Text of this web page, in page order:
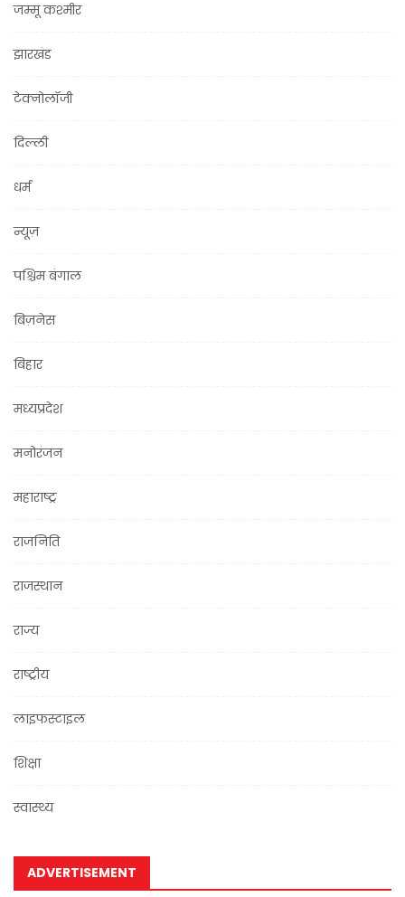
जम्मू कश्मीर
झारखंड
टेक्नोलॉजी
दिल्ली
धर्म
न्यूज़
पश्चिम बंगाल
बिज़नेस
बिहार
मध्यप्रदेश
मनोरंजन
महाराष्ट्र
राजनिति
राजस्थान
राज्य
राष्ट्रीय
लाइफस्टाइल
शिक्षा
स्वास्थ्य
ADVERTISEMENT